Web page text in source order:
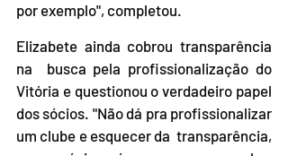
por exemplo", completou.
Elizabete ainda cobrou transparência
na  busca pela profissionalização do
Vitória e questionou o verdadeiro papel
dos sócios. "Não dá pra profissionalizar
um clube e esquecer da  transparência,